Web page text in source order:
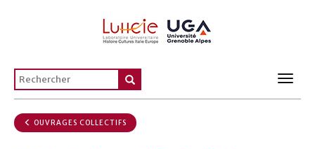
OUVRAGES COLLECTIFS